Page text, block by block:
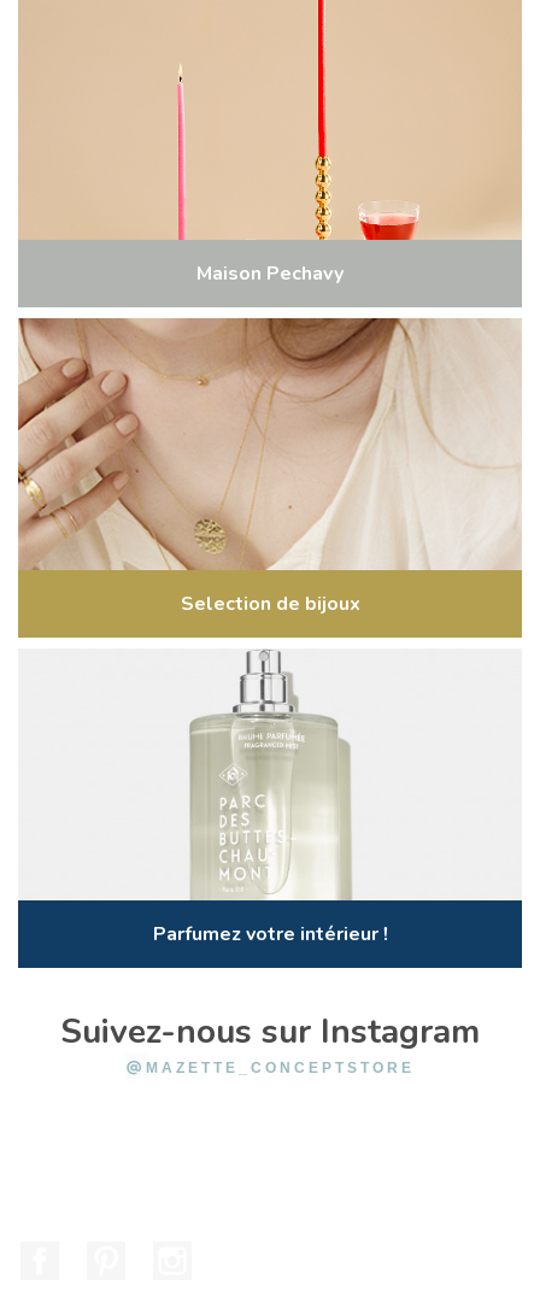
Maison Pechavy
Selection de bijoux
Parfumez votre intérieur !
Suivez-nous sur Instagram
@ MAZETTE_CONCEPTSTORE